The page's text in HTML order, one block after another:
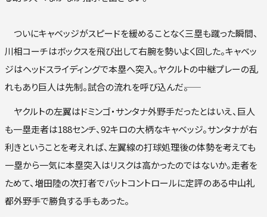
ついにキャベッジがスピードを緩めることなく三塁も蹴った瞬間、
川相コーチはボックスを飛び出して右腕を勢いよく回した。キャベッ
ジはヘッドスライディングで本塁へ突入。ヤクルトの中継プレーの乱
れもあり巨人は先制。試合の流れを呼び込んだ――。
ヤクルトの左翼はドミンゴ・サンタナ外野手だったとはいえ、巨人
も一塁走者は188センチ、92キロの大柄なキャベッジ。サンタナが右
利きということを考えれば、左翼線の打球処理後の体勢を考えても
一塁から一気に本塁突入はリスクは高かったのではないか。走者を
ためて、増田陸の次打者でバットコントロールに定評のある中山礼
都外野手で勝負する手もあった。